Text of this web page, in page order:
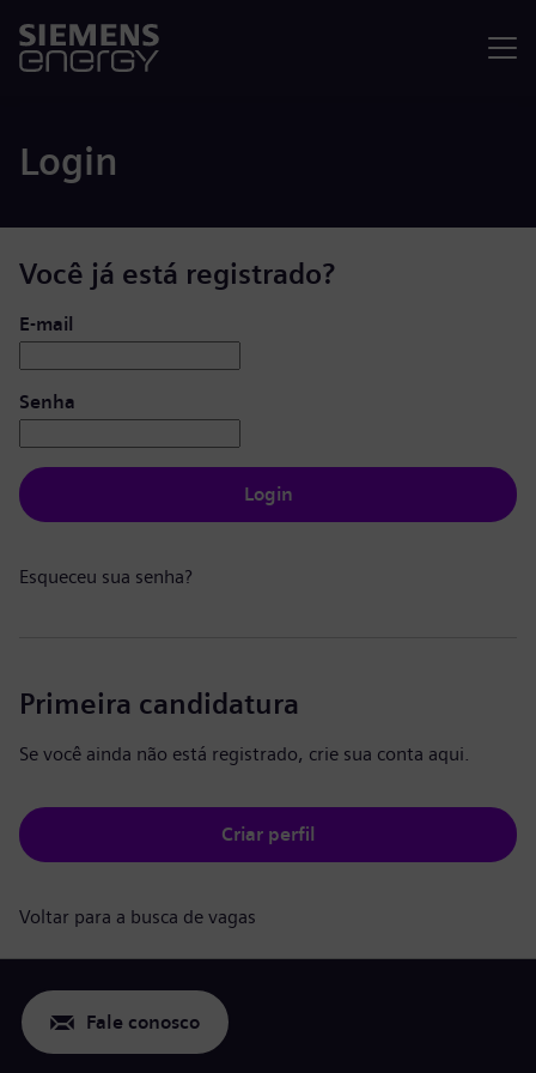
Login
Você já está registrado?
Login: usuário e senha
E-mail
Senha
Login
Esqueceu sua senha?
Primeira candidatura
Se você ainda não está registrado, crie sua conta aqui.
Criar perfil
Voltar para a busca de vagas
Fale conosco